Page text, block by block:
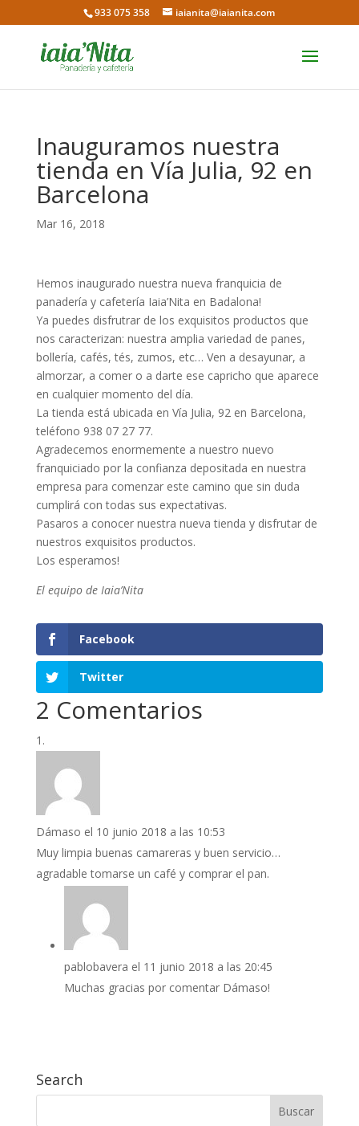
933 075 358 iaianita@iaianita.com
Inauguramos nuestra
tienda en Vía Julia, 92 en
Barcelona
Mar 16, 2018
Hemos inaugurado nuestra nueva franquicia de
panadería y cafetería Iaia’Nita en Badalona!
Ya puedes disfrutrar de los exquisitos productos que
nos caracterizan: nuestra amplia variedad de panes,
bollería, cafés, tés, zumos, etc… Ven a desayunar, a
almorzar, a comer o a darte ese capricho que aparece
en cualquier momento del día.
La tienda está ubicada en Vía Julia, 92 en Barcelona,
teléfono 938 07 27 77.
Agradecemos enormemente a nuestro nuevo
franquiciado por la confianza depositada en nuestra
empresa para comenzar este camino que sin duda
cumplirá con todas sus expectativas.
Pasaros a conocer nuestra nueva tienda y disfrutar de
nuestros exquisitos productos.
Los esperamos!
El equipo de Iaia’Nita
Facebook
Twitter
2 Comentarios
Dámaso el 10 junio 2018 a las 10:53
Muy limpia buenas camareras y buen servicio…
agradable tomarse un café y comprar el pan.
pablobavera el 11 junio 2018 a las 20:45
Muchas gracias por comentar Dámaso!
Search